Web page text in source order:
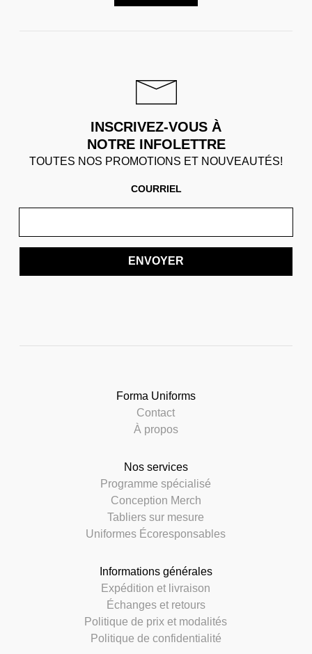
INSCRIVEZ-VOUS À
NOTRE INFOLETTRE
TOUTES NOS PROMOTIONS ET NOUVEAUTÉS!
COURRIEL
ENVOYER
Forma Uniforms
Contact
À propos
Nos services
Programme spécialisé
Conception Merch
Tabliers sur mesure
Uniformes Écoresponsables
Informations générales
Expédition et livraison
Échanges et retours
Politique de prix et modalités
Politique de confidentialité